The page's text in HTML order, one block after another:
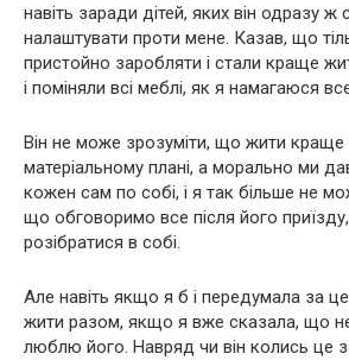
навіть заради дітей, яких він одразу ж
налаштувати проти мене. Казав, що
пристойно заробляти і стали краще
і поміняли всі меблі, як я намагаюся
Він не може зрозуміти, що жити
матеріальному плані, а морально ми
кожен сам по собі, і я так більше не
що обговоримо все після його
розібратися в собі.
Але навіть якщо я б і передумала за
жити разом, якщо я вже сказала, що
люблю його. Навряд чи він колись це